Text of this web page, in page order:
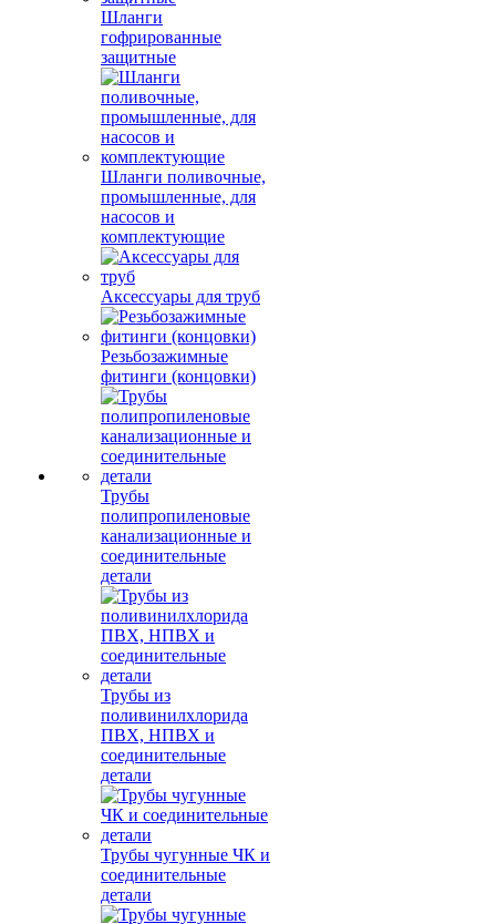
Шланги
гофрированные
защитные
Шланги поливочные,
промышленные, для
насосов и
комплектующие
Аксессуары для труб
Резьбозажимные
фитинги (концовки)
Трубы
полипропиленовые
канализационные и
соединительные
детали
Трубы из
поливинилхлорида
ПВХ, НПВХ и
соединительные
детали
Трубы чугунные ЧК и
соединительные
детали